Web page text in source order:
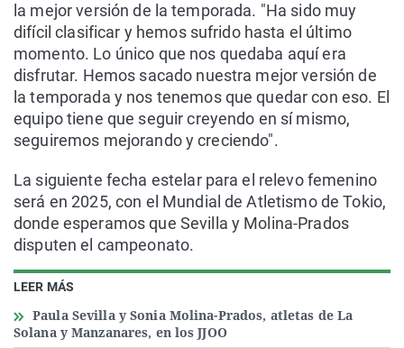
LEER MÁS
Paula Sevilla y Sonia Molina-Prados, atletas de La
Solana y Manzanares, en los JJOO
la mejor versión de la temporada. "Ha sido muy
difícil clasificar y hemos sufrido hasta el último
momento. Lo único que nos quedaba aquí era
disfrutar. Hemos sacado nuestra mejor versión de
la temporada y nos tenemos que quedar con eso. El
equipo tiene que seguir creyendo en sí mismo,
seguiremos mejorando y creciendo".
La siguiente fecha estelar para el relevo femenino
será en 2025, con el Mundial de Atletismo de Tokio,
donde esperamos que Sevilla y Molina-Prados
disputen el campeonato.